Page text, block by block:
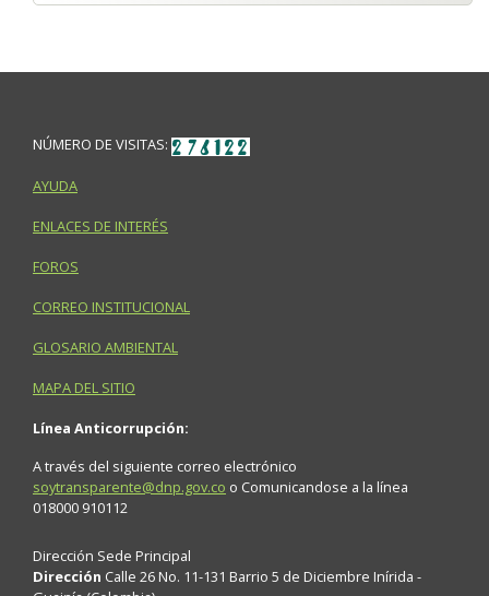
NÚMERO DE VISITAS:
AYUDA
ENLACES DE INTERÉS
FOROS
CORREO INSTITUCIONAL
GLOSARIO AMBIENTAL
MAPA DEL SITIO
Línea Anticorrupción:
A través del siguiente correo electrónico
soytransparente@dnp.gov.co o Comunicandose a la línea
018000 910112
Dirección Sede Principal
Dirección Calle 26 No. 11-131 Barrio 5 de Diciembre Inírida -